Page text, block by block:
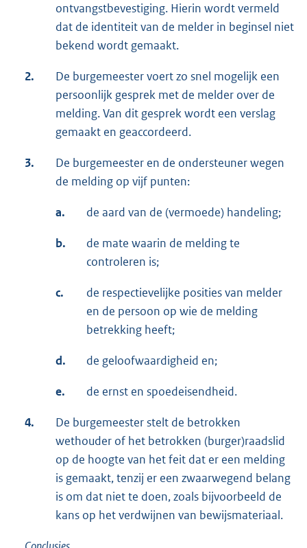
ontvangstbevestiging. Hierin wordt vermeld
dat de identiteit van de melder in beginsel niet
bekend wordt gemaakt.
2.
De burgemeester voert zo snel mogelijk een
persoonlijk gesprek met de melder over de
melding. Van dit gesprek wordt een verslag
gemaakt en geaccordeerd.
3.
De burgemeester en de ondersteuner wegen
de melding op vijf punten:
a. de aard van de (vermoede) handeling;
b.
de mate waarin de melding te
controleren is;
c.
de respectievelijke posities van melder
en de persoon op wie de melding
betrekking heeft;
d. de geloofwaardigheid en;
e. de ernst en spoedeisendheid.
4.
De burgemeester stelt de betrokken
wethouder of het betrokken (burger)raadslid
op de hoogte van het feit dat er een melding
is gemaakt, tenzij er een zwaarwegend belang
is om dat niet te doen, zoals bijvoorbeeld de
kans op het verdwijnen van bewijsmateriaal.